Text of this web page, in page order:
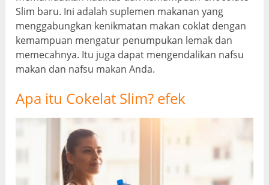
Slim baru. Ini adalah suplemen makanan yang
menggabungkan kenikmatan makan coklat dengan
kemampuan mengatur penumpukan lemak dan
memecahnya. Itu juga dapat mengendalikan nafsu
makan dan nafsu makan Anda.
Apa itu Cokelat Slim? efek